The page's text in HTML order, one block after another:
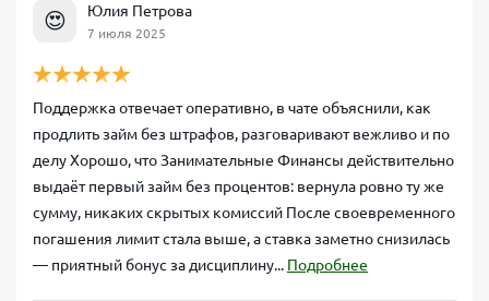
😍 Юлия Петрова
7 июля 2025
Поддержка отвечает оперативно, в чате объяснили, как
продлить займ без штрафов, разговаривают вежливо и по
делу Хорошо, что Занимательные Финансы действительно
выдаёт первый займ без процентов: вернула ровно ту же
сумму, никаких скрытых комиссий После своевременного
погашения лимит стала выше, а ставка заметно снизилась
— приятный бонус за дисциплину... Подробнее